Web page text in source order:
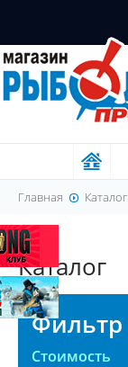
Главная Каталог
Каталог
Фильтр
Стоимость